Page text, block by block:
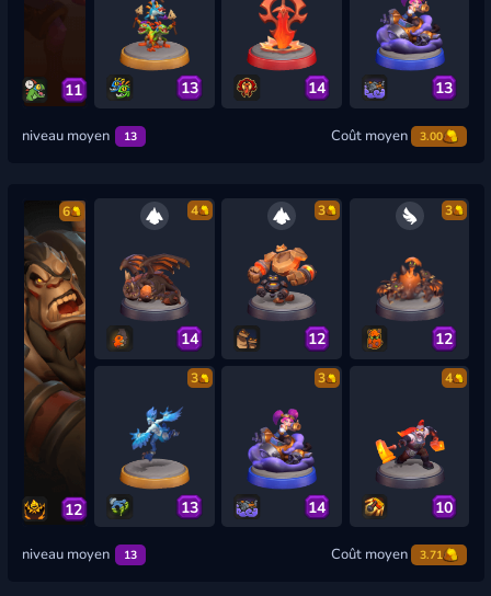
11 13 14 13
niveau moyen 13 Coût moyen 3.00
6
12
4
14
3
12
3
12
3
13
3
14
4
10
niveau moyen 13 Coût moyen 3.71